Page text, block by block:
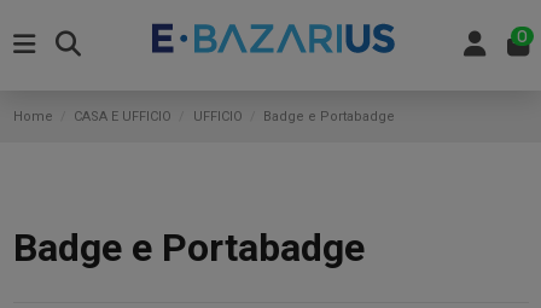
0
Home CASA E UFFICIO UFFICIO Badge e Portabadge
Badge e Portabadge